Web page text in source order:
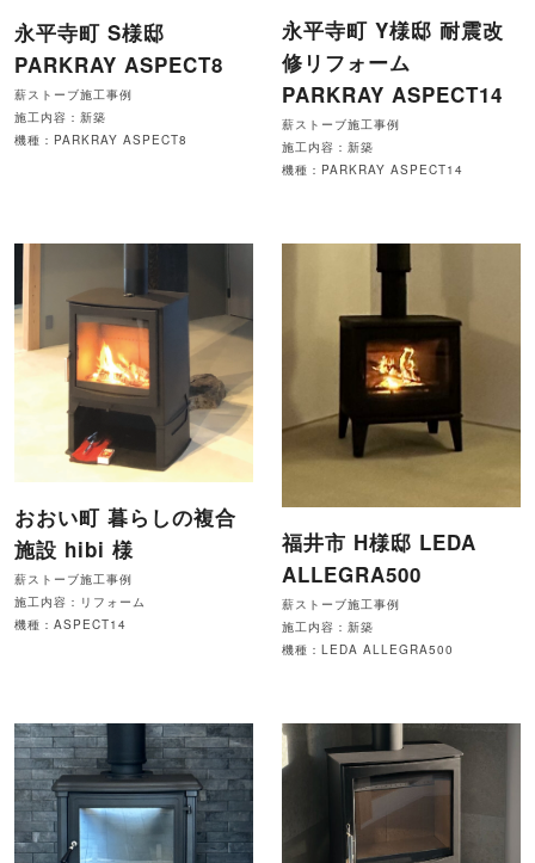
永平寺町 S様邸
PARKRAY ASPECT8
薪ストーブ施工事例
施工内容：新築
機種：PARKRAY ASPECT8
永平寺町 Y様邸 耐震改
修リフォーム
PARKRAY ASPECT14
薪ストーブ施工事例
施工内容：新築
機種：PARKRAY ASPECT14
おおい町 暮らしの複合
施設 hibi 様
薪ストーブ施工事例
施工内容：リフォーム
機種：ASPECT14
福井市 H様邸 LEDA
ALLEGRA500
薪ストーブ施工事例
施工内容：新築
機種：LEDA ALLEGRA500